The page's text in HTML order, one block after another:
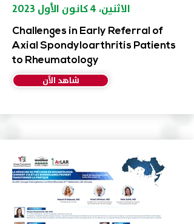
الاثنين، ٤ كانون الأول ٢٠٢٣
Challenges in Early Referral of
Axial Spondyloarthritis Patients
to Rheumatology
شاهد الآن